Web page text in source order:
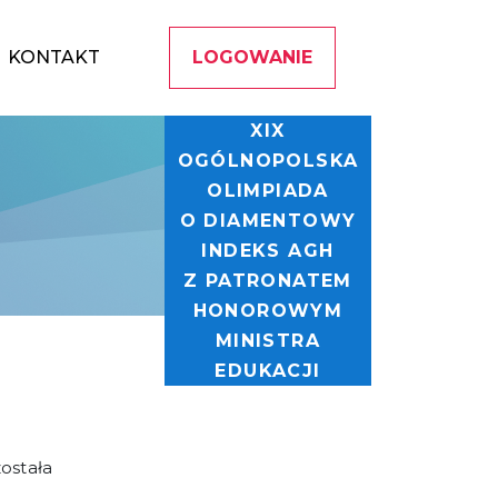
KONTAKT LOGOWANIE
XIX
OGÓLNOPOLSKA
OLIMPIADA
O DIAMENTOWY
INDEKS AGH
Z PATRONATEM
HONOROWYM
MINISTRA
EDUKACJI